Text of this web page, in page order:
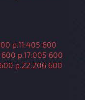
р.11:405 600
600 р.17:005 600
р. 22:206 600